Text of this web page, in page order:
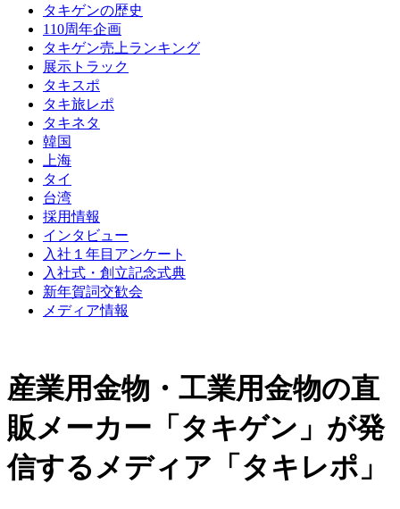
タキゲンの歴史
110周年企画
タキゲン売上ランキング
展示トラック
タキスポ
タキ旅レポ
タキネタ
韓国
上海
タイ
台湾
採用情報
インタビュー
入社１年目アンケート
入社式・創立記念式典
新年賀詞交歓会
メディア情報
産業用金物・工業用金物の直
販メーカー「タキゲン」が発
信するメディア「タキレポ」